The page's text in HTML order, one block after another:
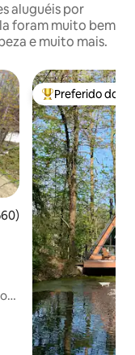
aluguéis por
foram muito bem
e muito mais.
avaliação média de
Entre os
Preferido dos